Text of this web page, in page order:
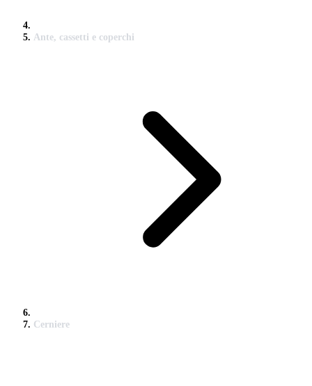
Ante, cassetti e coperchi
Cerniere